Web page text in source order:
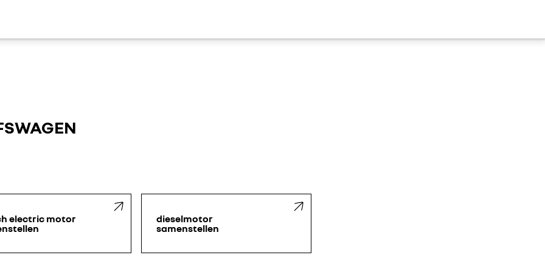
electric motor
dieselmotor
samenstellen